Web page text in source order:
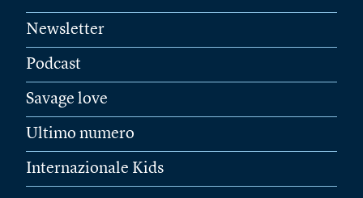
Newsletter
Podcast
Savage love
Ultimo numero
Internazionale Kids